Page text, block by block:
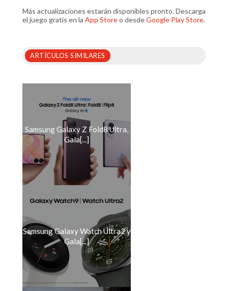
Más actualizaciones estarán disponibles pronto. Descarga
el juego gratis en la App Storeo desdeGoogle Play Store.
ARTÍCULOS SIMILARES
Samsung Galaxy Z Fold8 Ultra,
Gala[...]
Samsung Galaxy Watch Ultra2 y
Gala[...]